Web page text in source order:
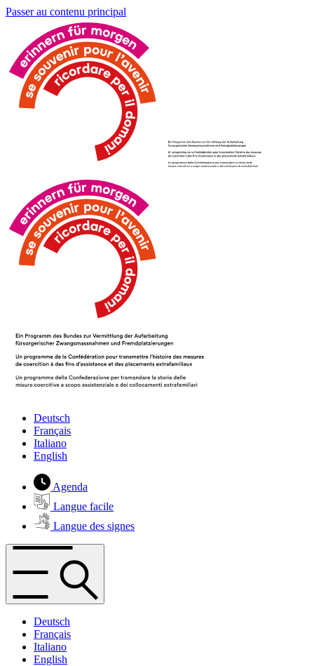
Passer au contenu principal
Deutsch
Français
Italiano
English
Agenda
Langue facile
Langue des signes
Deutsch
Français
Italiano
English